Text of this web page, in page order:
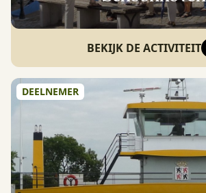
BEKIJK DE ACTIVITEIT
DEELNEMER